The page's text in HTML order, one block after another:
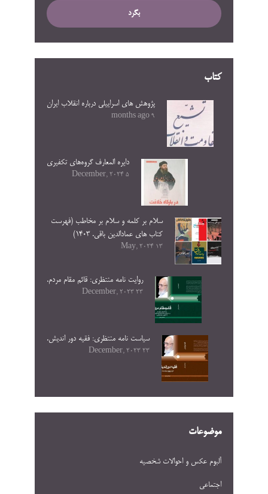
بگرد
کتاب
پژوهش های اسراییلی درباره انقلاب ایران
9 months ago
دایره المعارف گروه‌های تکفیری
5 December, 2024
سلام بر کلمه و سلام بر مخاطب (فهرست
کتاب های عمادالدین باقی. ۱۴۰۳)
13 May, 2024
روایت نامه منتظری: قائم مقام مردم.
23 December, 2023
سیاست نامه منتظری: فقیه دور اندیش.
23 December, 2023
موضوعات
آلبوم عکس و احوالات شخصيه
اجتماعی